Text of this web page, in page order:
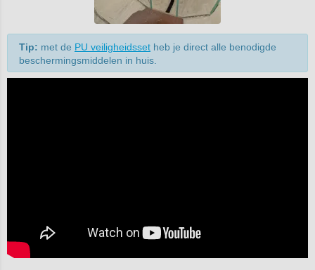
Tip: met de PU veiligheidsset heb je direct alle benodigde
beschermingsmiddelen in huis.